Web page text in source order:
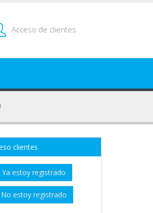
Acceso de clientes
clientes
Ya estoy registrado
No estoy registrado